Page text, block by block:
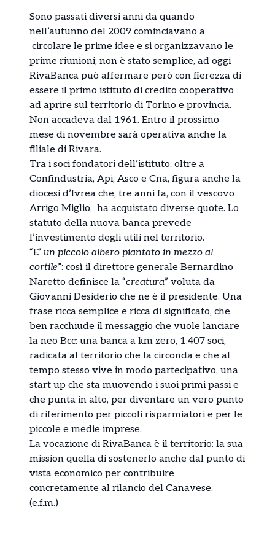
Sono passati diversi anni da quando
nell’autunno del 2009 cominciavano a
circolare le prime idee e si organizzavano le
prime riunioni; non è stato semplice, ad oggi
RivaBanca può affermare però con fierezza di
essere il primo istituto di credito cooperativo
ad aprire sul territorio di Torino e provincia.
Non accadeva dal 1961. Entro il prossimo
mese di novembre sarà operativa anche la
filiale di Rivara.
Tra i soci fondatori dell’istituto, oltre a
Confindustria, Api, Asco e Cna, figura anche la
diocesi d’Ivrea che, tre anni fa, con il vescovo
Arrigo Miglio, ha acquistato diverse quote. Lo
statuto della nuova banca prevede
l’investimento degli utili nel territorio.
“E’ un piccolo albero piantato in mezzo al
cortile”: così il direttore generale Bernardino
Naretto definisce la “creatura” voluta da
Giovanni Desiderio che ne è il presidente. Una
frase ricca semplice e ricca di significato, che
ben racchiude il messaggio che vuole lanciare
la neo Bcc: una banca a km zero, 1.407 soci,
radicata al territorio che la circonda e che al
tempo stesso vive in modo partecipativo, una
start up che sta muovendo i suoi primi passi e
che punta in alto, per diventare un vero punto
di riferimento per piccoli risparmiatori e per le
piccole e medie imprese.
La vocazione di RivaBanca è il territorio: la sua
mission quella di sostenerlo anche dal punto di
vista economico per contribuire
concretamente al rilancio del Canavese.
(e.f.m.)